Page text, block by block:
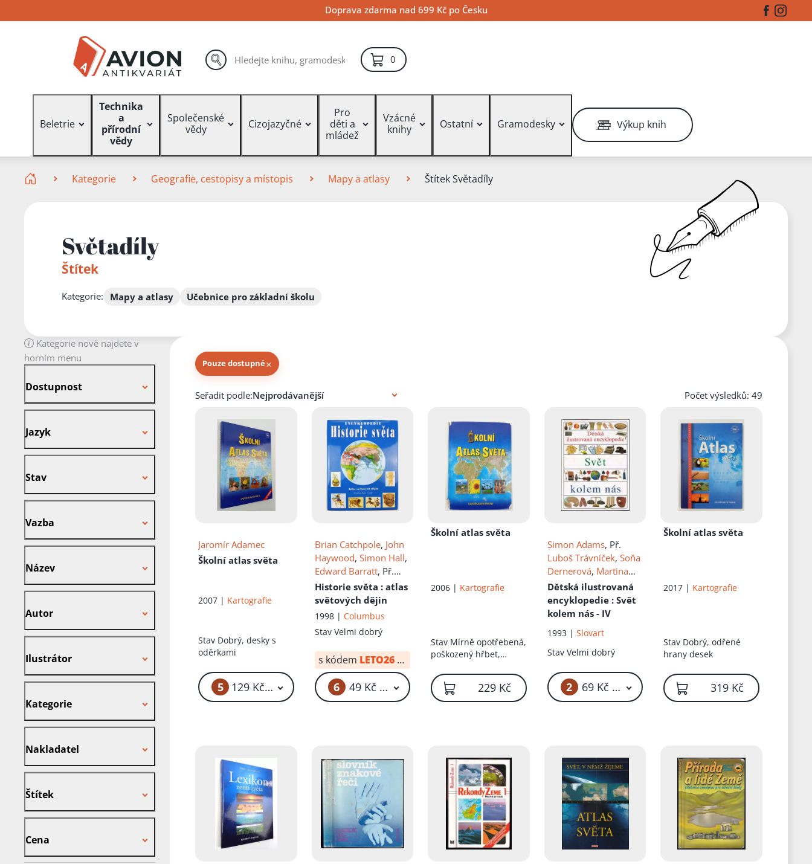
na
na
na
Doprava zdarma nad 699 Kč po Česku Facebook
Vyhledávání hledat
0položek – košík
Beletrie
Technika
a
přírodní
vědy
Společenské
vědy
Cizojazyčné
Pro
děti a
mládež
Vzácné
knihy
Ostatní Gramodesky Výkup knih
Kategorie Geografie, cestopisy a místopis Mapy a atlasy Štítek Světadíly
Světadíly
Štítek
Kategorie: Mapy a atlasy Učebnice pro základní školu
Kategorie nově najdete v
horním menu
Dostupnost
Jazyk
Stav
Vazba
Název
Autor
Ilustrátor
Kategorie
Nakladatel
Štítek
Cena
Pouze dostupné×
Knihy autora
Seřadit podle: Počet výsledků: 49
Jaromír Adamec
Školní atlas světa
2007 | Kartografie
Stav Dobrý, desky s
oděrkami
5 129 Kč – 149 Kč
Brian Catchpole, John
Haywood, Simon Hall,
Edward Barratt, Př.
Lubomír Kotačka ,Věra
Kotábová,Kateřina
Pekárková
Historie světa : atlas
světových dějin
1998 | Columbus
Stav Velmi dobrý
s kódem LETO26 od: 34 Kč
6 49 Kč – 59 Kč
Školní atlas světa
2006 | Kartografie
Stav Mírně opotřebená,
poškozený hřbet,
uvnitř v pořádku
229 Kč
Simon Adams, Př.
Luboš Trávníček, Soňa
Dernerová, Martina
Policarová
Dětská ilustrovaná
encyklopedie : Svět
kolem nás - IV
1993 | Slovart
Stav Velmi dobrý
2 69 Kč – 89 Kč
Školní atlas světa
2017 | Kartografie
Stav Dobrý, odřené
hrany desek
319 Kč